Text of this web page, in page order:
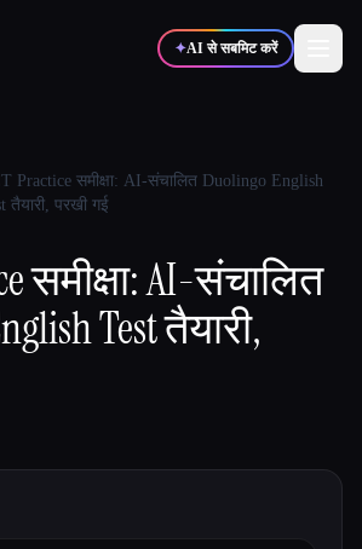
✦AI से सबमिट करें
🎨डिज़ाइनर
मार्केटर्स
🎬क्रिएटर्स
Practice समीक्षा: AI-संचालित Duolingo English
तैयारी, परखी गई
समीक्षा: AI-संचालित
Test तैयारी,